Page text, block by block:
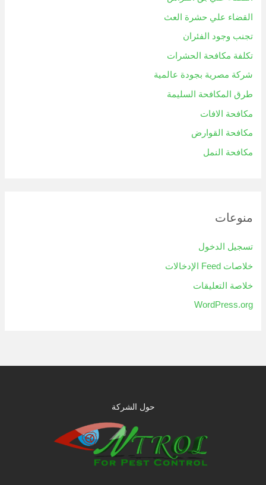
القضاء علي حشرة العث
تجنب وجود الفئران
تكلفة مكافحة الحشرات
شركة مصرية بجودة عالمية
طرق المكافحة السليمة
مكافحة الافات
مكافحة القوارض
مكافحة النمل
منوعات
تسجيل الدخول
خلاصات Feed الإدخالات
خلاصة التعليقات
WordPress.org
حول الشركة